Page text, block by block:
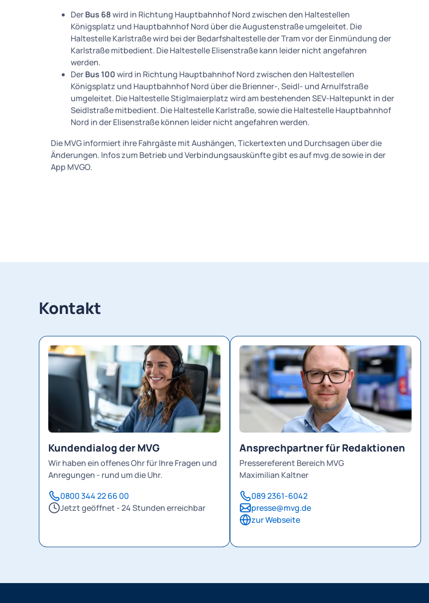
DerBus 68wird in Richtung Hauptbahnhof Nord zwischen den Haltestellen
Königsplatz und Hauptbahnhof Nord über die Augustenstraße umgeleitet. Die
Haltestelle Karlstraße wird bei der Bedarfshaltestelle der Tram vor der Einmündung der
Karlstraße mitbedient. Die Haltestelle Elisenstraße kann leider nicht angefahren
werden.
DerBus 100wird in Richtung Hauptbahnhof Nord zwischen den Haltestellen
Königsplatz und Hauptbahnhof Nord über die Brienner-, Seidl- und Arnulfstraße
umgeleitet. Die Haltestelle Stiglmaierplatz wird am bestehenden SEV-Haltepunkt in der
Seidlstraße mitbedient. Die Haltestelle Karlstraße, sowie die Haltestelle Hauptbahnhof
Nord in der Elisenstraße können leider nicht angefahren werden.
Die MVG informiert ihre Fahrgäste mit Aushängen, Tickertexten und Durchsagen über die
Änderungen. Infos zum Betrieb und Verbindungsauskünfte gibt es auf mvg.de sowie in der
App MVGO.
Kontakt
Kundendialog der MVG
Wir haben ein offenes Ohr für Ihre Fragen und
Anregungen - rund um die Uhr.
0800 344 22 66 00
Jetzt geöffnet - 24 Stunden erreichbar
Ansprechpartner für Redaktionen
Pressereferent Bereich MVG
Maximilian Kaltner
089 2361-6042
presse@mvg.de
zur Webseite